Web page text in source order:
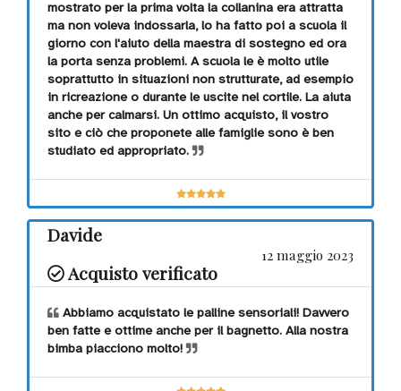
mostrato per la prima volta la collanina era attratta
ma non voleva indossarla, lo ha fatto poi a scuola il
giorno con l'aiuto della maestra di sostegno ed ora
la porta senza problemi. A scuola le è molto utile
soprattutto in situazioni non strutturate, ad esempio
in ricreazione o durante le uscite nel cortile. La aiuta
anche per calmarsi. Un ottimo acquisto, il vostro
sito e ciò che proponete alle famiglie sono è ben
studiato ed appropriato.
Davide
12 maggio 2023
Acquisto verificato
Abbiamo acquistato le palline sensoriali! Davvero
ben fatte e ottime anche per il bagnetto. Alla nostra
bimba piacciono molto!